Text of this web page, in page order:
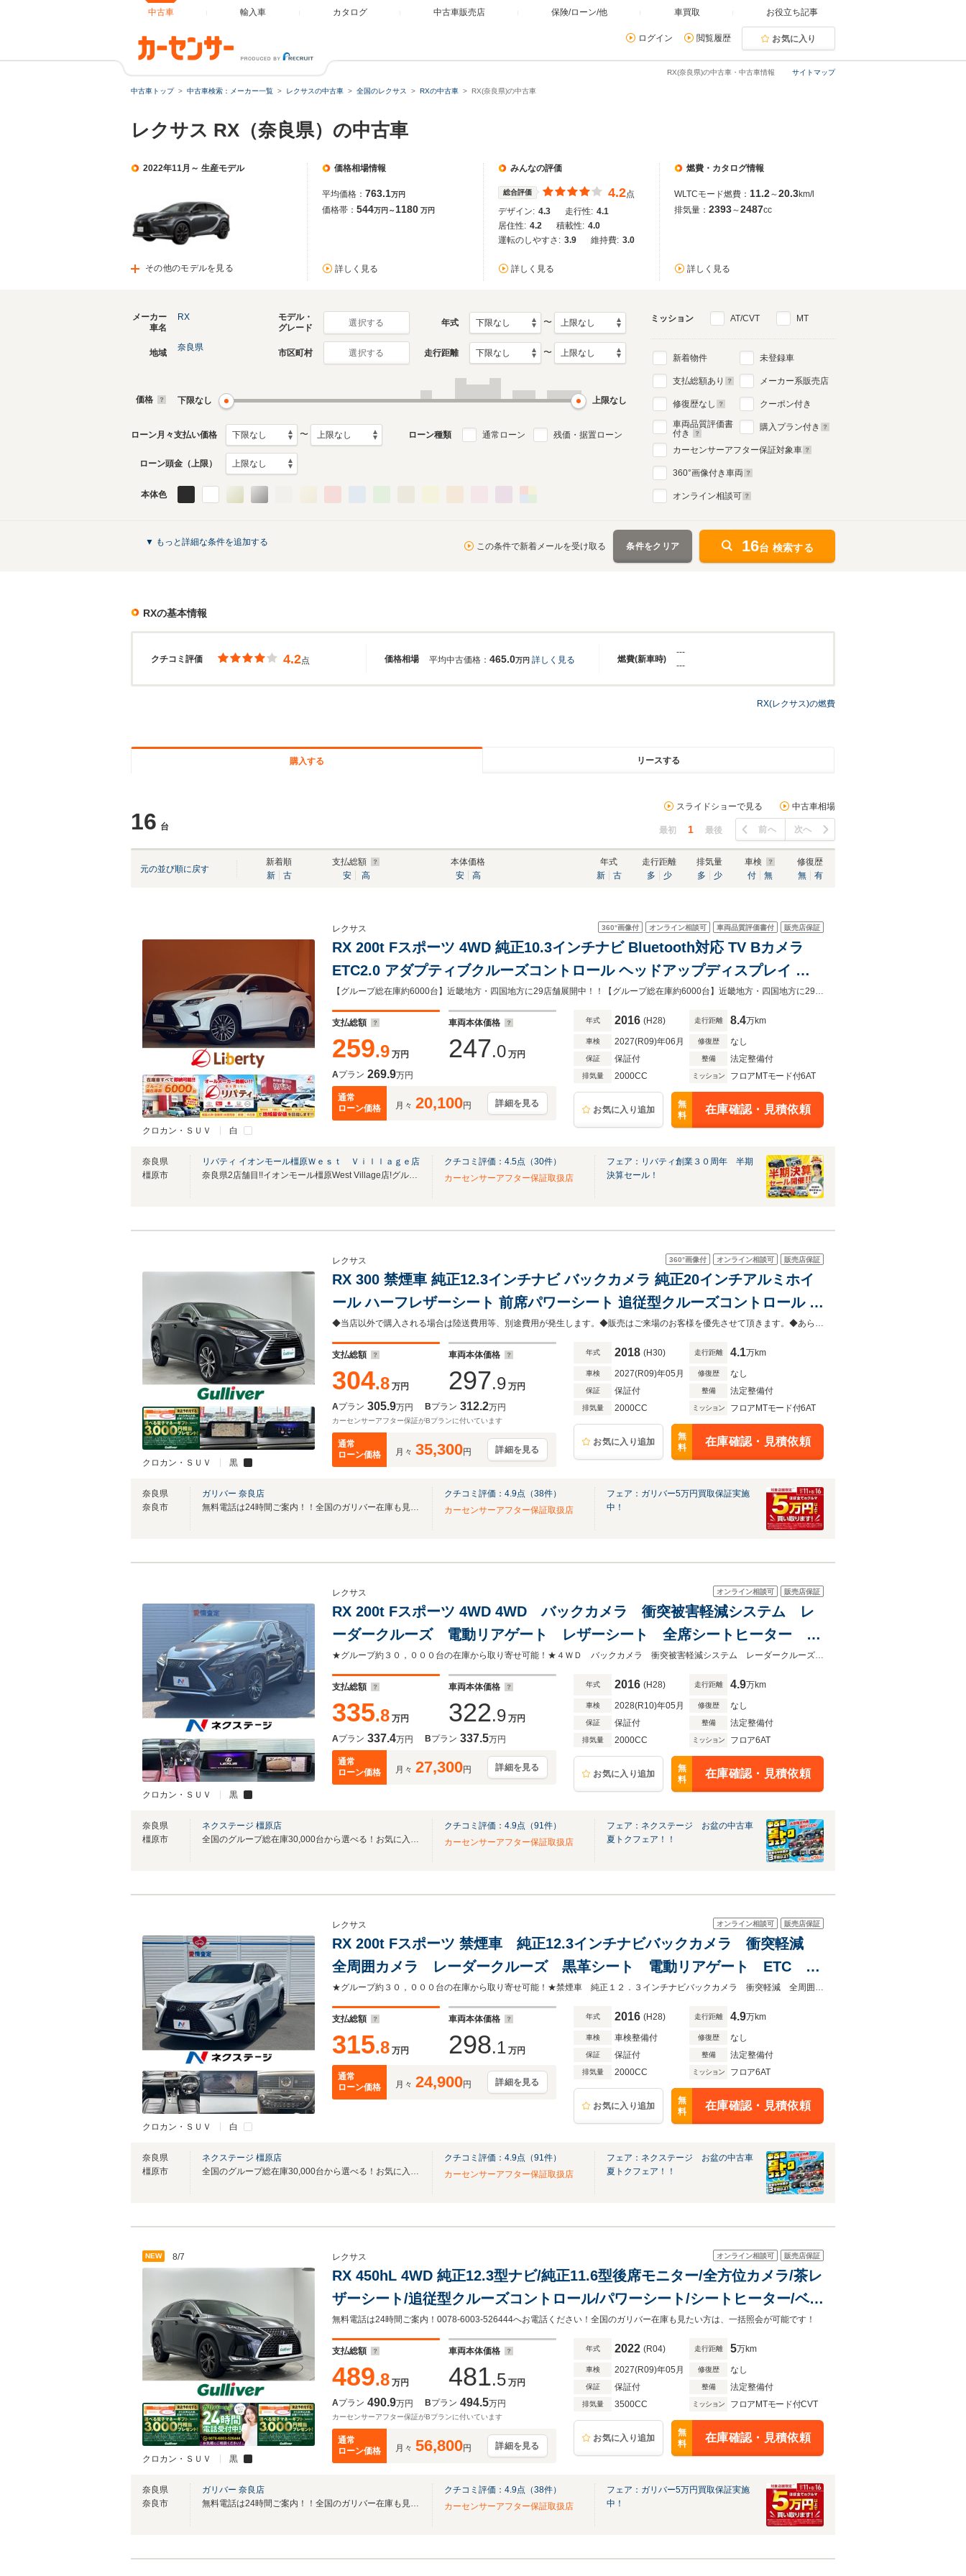
中古車 輸入車 カタログ 中古車販売店 保険/ローン/他 車買取 お役立ち記事
ログイン 閲覧履歴 お気に入り
サイトマップ
RX(奈良県)の中古車・中古車情報
中古車トップ 中古車検索：メーカー一覧 レクサスの中古車 全国のレクサス RXの中古車 RX(奈良県)の中古車
レクサス RX（奈良県）の中古車
2022年11月～ 生産モデル
その他のモデルを見る
価格相場情報
平均価格： 763.1万円
価格帯： 544万円～1180 万円
詳しく見る
みんなの評価
総合評価 4.2点
デザイン: 4.3 走行性: 4.1
居住性: 4.2 積載性: 4.0
運転のしやすさ: 3.9 維持費: 3.0
詳しく見る
燃費・カタログ情報
WLTCモード燃費： 11.2～20.3km/l
排気量： 2393～2487cc
詳しく見る
2009年1月～2015年9月
RXのカタログを見る
メーカー
車名
RX
モデル・
グレード
選択する 年式 〜
地域
奈良県
市区町村 選択する 走行距離 〜
価格 下限なし 上限なし
ローン月々支払い価格 〜 ローン種類 通常ローン 残価・据置ローン
ローン頭金（上限）
本体色
ミッション AT/CVT MT
新着物件
支払総額あり
修復歴なし
車両品質評価書
付き
未登録車
メーカー系販売店
クーポン付き
購入プラン付き
カーセンサーアフター保証対象車
360°画像付き車両
オンライン相談可
▼ もっと詳細な条件を追加する この条件で新着メールを受け取る 条件をクリア 16台 検索する
RXの基本情報
クチコミ評価 価格相場 燃費(新車時)
4.2点 平均中古価格： 465.0万円 詳しく見る
---
---
RX(レクサス)の燃費
購入する リースする
16 台
スライドショーで見る 中古車相場
最初 1 最後 前へ 次へ
元の並び順に戻す
新着順
新
古
支払総額
安
高
本体価格
安
高
年式
新
古
走行距離
多
少
排気量
多
少
車検
付
無
修復歴
無
有
クロカン・ＳＵＶ 白
360°画像付 オンライン相談可 車両品質評価書付 販売店保証
レクサス
RX 200t Fスポーツ 4WD 純正10.3インチナビ Bluetooth対応 TV Bカメラ
ETC2.0 アダプティブクルーズコントロール ヘッドアップディスプレイ パ
ワーバックドア LEDヘッドライト スマートキー 前席シートヒーター 純正ア
ルミホイール
【グループ総在庫約6000台】近畿地方・四国地方に29店舗展開中！！【グループ総在庫約6000台】近畿地方・四国地方に29店舗展開中！！
支払総額
259.9 万円
車両本体価格
247.0 万円
Aプラン 269.9万円
通常
ローン価格
月々 20,100円 詳細を見る
年式 2016 (H28) 走行距離 8.4万km
車検 2027(R09)年06月 修復歴 なし
保証 保証付 整備 法定整備付
排気量 2000CC ミッション フロアMTモード付6AT
お気に入り追加
無
料
在庫確認・見積依頼
奈良県
橿原市
リバティ イオンモール橿原Ｗｅｓｔ Ｖｉｌｌａｇｅ店
奈良県2店舗目!!イオンモール橿原West Village店!グループ総在庫6000台!!!
クチコミ評価： 4.5点（30件）
カーセンサーアフター保証取扱店
フェア：リバティ創業３０周年 半期
決算セール！
クロカン・ＳＵＶ 黒
360°画像付 オンライン相談可 販売店保証
レクサス
RX 300 禁煙車 純正12.3インチナビ バックカメラ 純正20インチアルミホイ
ール ハーフレザーシート 前席パワーシート 追従型クルーズコントロール ブ
ラインドスポットモニター ヘッドアップディスプレイ スマートキー
◆当店以外で購入される場合は陸送費用等、別途費用が発生します。◆販売はご来場のお客様を優先させて頂きます。◆あらかじめご確認下さい※販売は一般のお客様に限ります。
支払総額
304.8 万円
車両本体価格
297.9 万円
Aプラン 305.9万円 Bプラン 312.2万円
カーセンサーアフター保証がBプランに付いています
通常
ローン価格
月々 35,300円 詳細を見る
年式 2018 (H30) 走行距離 4.1万km
車検 2027(R09)年05月 修復歴 なし
保証 保証付 整備 法定整備付
排気量 2000CC ミッション フロアMTモード付6AT
お気に入り追加
無
料
在庫確認・見積依頼
奈良県
奈良市
ガリバー 奈良店
無料電話は24時間ご案内！！全国のガリバー在庫も見たい方は一括照会が可能です！
クチコミ評価： 4.9点（38件）
カーセンサーアフター保証取扱店
フェア：ガリバー5万円買取保証実施
中！
クロカン・ＳＵＶ 黒
オンライン相談可 販売店保証
レクサス
RX 200t Fスポーツ 4WD 4WD バックカメラ 衝突被害軽減システム レ
ーダークルーズ 電動リアゲート レザーシート 全席シートヒーター 前
席シートエアコン コーナーセンサー LEDヘッド ビルトインETC
★グループ約３０，０００台の在庫から取り寄せ可能！★４ＷＤ バックカメラ 衝突被害軽減システム レーダークルーズ 電動リアゲート レザーシート
支払総額
335.8 万円
車両本体価格
322.9 万円
Aプラン 337.4万円 Bプラン 337.5万円
通常
ローン価格
月々 27,300円 詳細を見る
年式 2016 (H28) 走行距離 4.9万km
車検 2028(R10)年05月 修復歴 なし
保証 保証付 整備 法定整備付
排気量 2000CC ミッション フロア6AT
お気に入り追加
無
料
在庫確認・見積依頼
奈良県
橿原市
ネクステージ 橿原店
全国のグループ総在庫30,000台から選べる！お気に入りの愛車がきっと見つかります！
クチコミ評価： 4.9点（91件）
カーセンサーアフター保証取扱店
フェア：ネクステージ お盆の中古車
夏トクフェア！！
クロカン・ＳＵＶ 白
オンライン相談可 販売店保証
レクサス
RX 200t Fスポーツ 禁煙車 純正12.3インチナビバックカメラ 衝突軽減
全周囲カメラ レーダークルーズ 黒革シート 電動リアゲート ETC ド
ライブレコーダー TV Bluetooth スマートキー
★グループ約３０，０００台の在庫から取り寄せ可能！★禁煙車 純正１２．３インチナビバックカメラ 衝突軽減 全周囲カメラ レーダークルーズ 黒革シート
支払総額
315.8 万円
車両本体価格
298.1 万円
通常
ローン価格
月々 24,900円 詳細を見る
年式 2016 (H28) 走行距離 4.9万km
車検 車検整備付 修復歴 なし
保証 保証付 整備 法定整備付
排気量 2000CC ミッション フロア6AT
お気に入り追加
無
料
在庫確認・見積依頼
奈良県
橿原市
ネクステージ 橿原店
全国のグループ総在庫30,000台から選べる！お気に入りの愛車がきっと見つかります！
クチコミ評価： 4.9点（91件）
カーセンサーアフター保証取扱店
フェア：ネクステージ お盆の中古車
夏トクフェア！！
NEW 8/7
クロカン・ＳＵＶ 黒
オンライン相談可 販売店保証
レクサス
RX 450hL 4WD 純正12.3型ナビ/純正11.6型後席モニター/全方位カメラ/茶レ
ザーシート/追従型クルーズコントロール/パワーシート/シートヒーター/ベン
チレーション/ステアリングヒーター/LEDヘッドライト
無料電話は24時間ご案内！0078-6003-526444へお電話ください！全国のガリバー在庫も見たい方は、一括照会が可能です！
支払総額
489.8 万円
車両本体価格
481.5 万円
Aプラン 490.9万円 Bプラン 494.5万円
カーセンサーアフター保証がBプランに付いています
通常
ローン価格
月々 56,800円 詳細を見る
年式 2022 (R04) 走行距離 5万km
車検 2027(R09)年05月 修復歴 なし
保証 保証付 整備 法定整備付
排気量 3500CC ミッション フロアMTモード付CVT
お気に入り追加
無
料
在庫確認・見積依頼
奈良県
奈良市
ガリバー 奈良店
無料電話は24時間ご案内！！全国のガリバー在庫も見たい方は一括照会が可能です！
クチコミ評価： 4.9点（38件）
カーセンサーアフター保証取扱店
フェア：ガリバー5万円買取保証実施
中！